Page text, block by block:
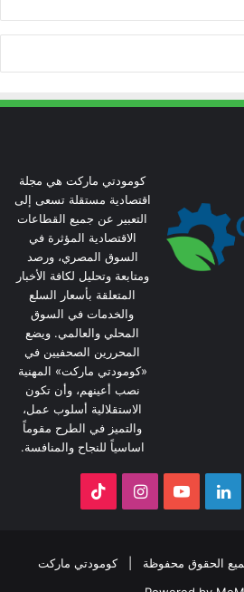
كومودتي ماركت هي مجلة
اقتصادية مستقلة تسعى إلى
التعبير عن جميع القطاعات
الاقتصادية المؤثرة في
السوق المصري، ورصد
ومتابعة وتحليل لكافة الأخبار
المتعلقة بأسعار السلع
والخدمات في السوق
المحلي والعالمي. ويضع
المحررين الصحفيين في
«كومودتي ماركت» المهنية
نصب أعينهم، وأن تكون
الاستقلالية أسلوب عمل،
والتميز في الطرح مقوماً
اساسياً للنجاح والمنافسة.
لينكدإنيوتيوبانستقرام
كومودتي ماركت